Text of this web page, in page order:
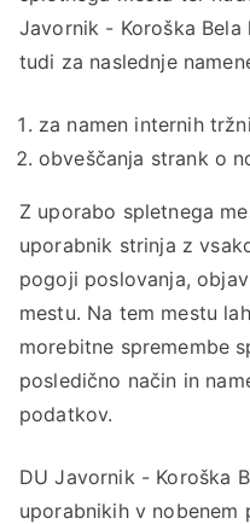
Javornik - Koroška
tudi za naslednje
za namen internih
obveščanja strank o
Z uporabo spletnega
uporabnik strinja z
pogoji poslovanja,
mestu. Na tem mestu
morebitne spremembe
posledično način in
podatkov.
DU Javornik - Koroška
uporabnikih v nobenem